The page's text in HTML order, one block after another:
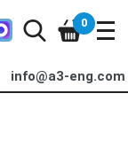
info@a3-eng.com
0